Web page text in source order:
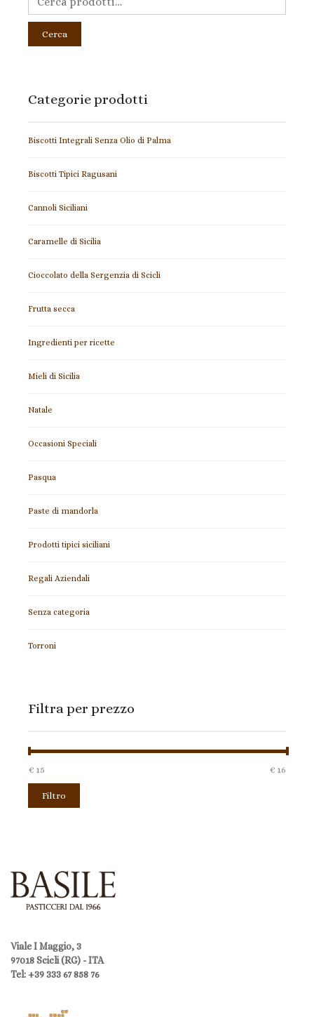
Cerca
Categorie prodotti
Biscotti Integrali Senza Olio di Palma
Biscotti Tipici Ragusani
Cannoli Siciliani
Caramelle di Sicilia
Cioccolato della Sergenzia di Scicli
Frutta secca
Ingredienti per ricette
Mieli di Sicilia
Natale
Occasioni Speciali
Pasqua
Paste di mandorla
Prodotti tipici siciliani
Regali Aziendali
Senza categoria
Torroni
Filtra per prezzo
Filtro
€ 15 € 16
Viale I Maggio, 3
97018 Scicli (RG) - ITA
Tel: +39 333 67 858 76